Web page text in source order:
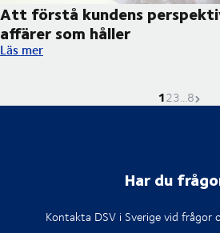
Att förstå kundens
affärer som håller
Att förstå kundens perspektiv och
Läs mer
Nuvarande
1Gå till sidan
2Gå till
3...Gå till
8
Har du
Kontakta DSV i Sverige vid frågor